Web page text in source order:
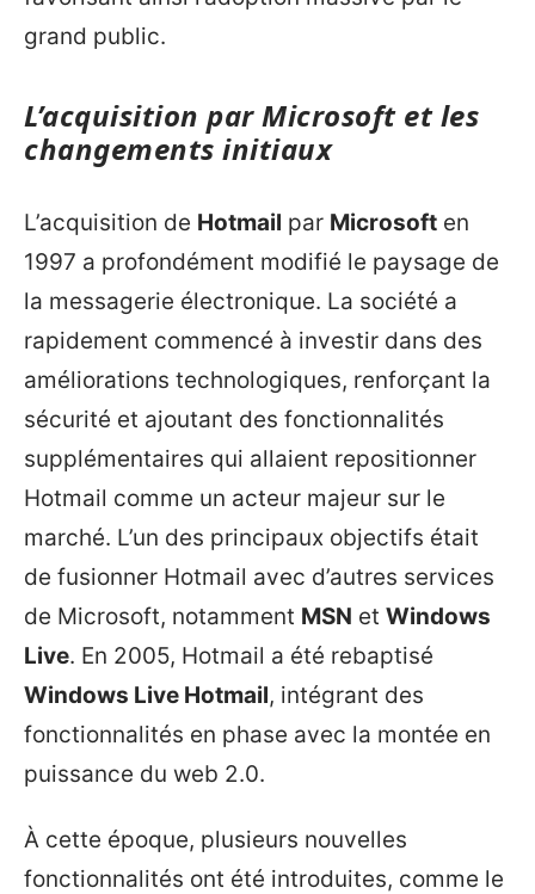
grand public.
L’acquisition par Microsoft et les
changements initiaux
L’acquisition de Hotmail par Microsoft en
1997 a profondément modifié le paysage de
la messagerie électronique. La société a
rapidement commencé à investir dans des
améliorations technologiques, renforçant la
sécurité et ajoutant des fonctionnalités
supplémentaires qui allaient repositionner
Hotmail comme un acteur majeur sur le
marché. L’un des principaux objectifs était
de fusionner Hotmail avec d’autres services
de Microsoft, notamment MSN et Windows
Live. En 2005, Hotmail a été rebaptisé
Windows Live Hotmail, intégrant des
fonctionnalités en phase avec la montée en
puissance du web 2.0.
À cette époque, plusieurs nouvelles
fonctionnalités ont été introduites, comme le